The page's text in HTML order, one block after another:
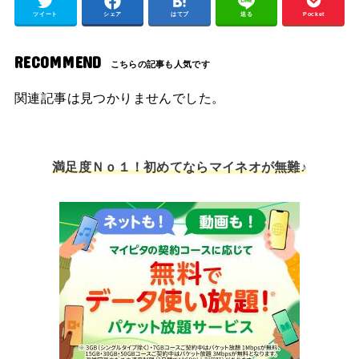
ツイート シェア はてブ 送る Pocket
RECOMMEND
関連記事は見つかりませんでした。
満足度Ｎｏ１！初めてならマイネオが無難♪